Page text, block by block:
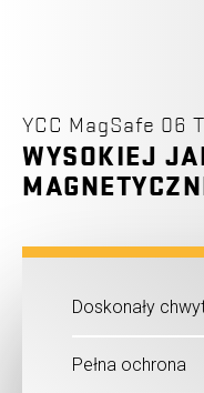
YCC MagSafe 06
WYSOKIEJ
Doskonały
Pełna ochrona